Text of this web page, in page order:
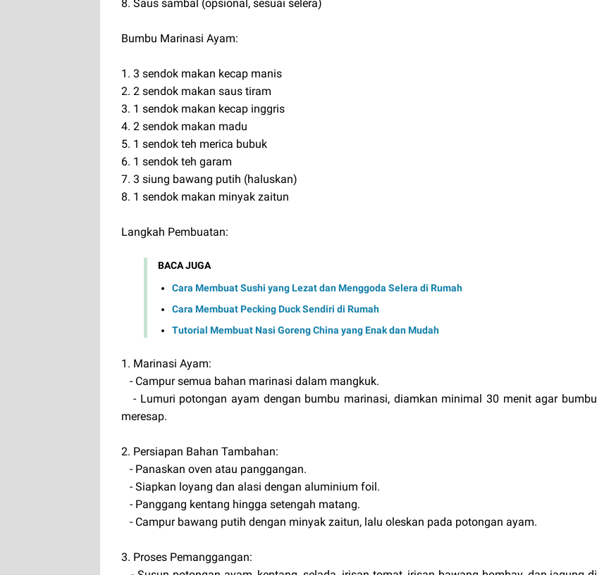
8. Saus sambal (opsional, sesuai selera)
Bumbu Marinasi Ayam:
1. 3 sendok makan kecap manis
2. 2 sendok makan saus tiram
3. 1 sendok makan kecap inggris
4. 2 sendok makan madu
5. 1 sendok teh merica bubuk
6. 1 sendok teh garam
7. 3 siung bawang putih (haluskan)
8. 1 sendok makan minyak zaitun
Langkah Pembuatan:
BACA JUGA
Cara Membuat Sushi yang Lezat dan Menggoda Selera di Rumah
Cara Membuat Pecking Duck Sendiri di Rumah
Tutorial Membuat Nasi Goreng China yang Enak dan Mudah
1. Marinasi Ayam:
- Campur semua bahan marinasi dalam mangkuk.
- Lumuri potongan ayam dengan bumbu marinasi, diamkan minimal 30 menit agar bumbu
meresap.
2. Persiapan Bahan Tambahan:
- Panaskan oven atau panggangan.
- Siapkan loyang dan alasi dengan aluminium foil.
- Panggang kentang hingga setengah matang.
- Campur bawang putih dengan minyak zaitun, lalu oleskan pada potongan ayam.
3. Proses Pemanggangan: